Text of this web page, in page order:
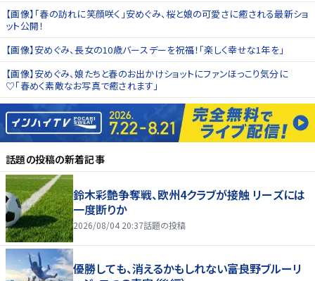
【画像】「春の訪れに笑顔咲く」安めぐみ、桜と娘の可愛さに癒される最新ショ
ット公開！
【画像】安めぐみ、長女の10歳バースデーを祝福！「楽しく幸せな1年を」
【画像】安めぐみ、娘たちと春のお出かけショットにファンほっこり気分に
♡「春めく素敵なお写真で癒されます」
話題の投稿の新着記事
鈴木彩艶争奪戦、欧州4クラブが接触 リーズには
一度断りか
2026/08/04 20:37話題の投稿
優勝しても、消えるかもしれない――富良野ブルーリ